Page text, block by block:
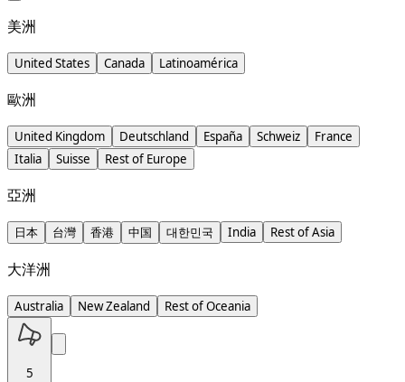
美洲
United States Canada Latinoamérica
歐洲
United Kingdom Deutschland España Schweiz
France
Italia
Suisse Rest of Europe
亞洲
日本 台灣 香港 中国 대한민국 India Rest of Asia
大洋洲
Australia New Zealand Rest of Oceania
5